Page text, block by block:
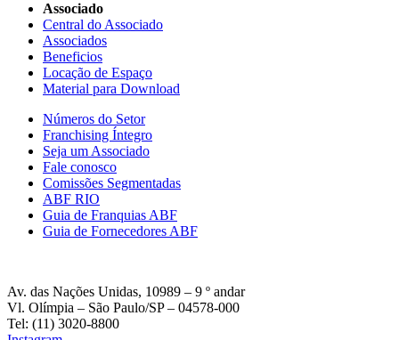
Associado
Central do Associado
Associados
Beneficios
Locação de Espaço
Material para Download
Números do Setor
Franchising Íntegro
Seja um Associado
Fale conosco
Comissões Segmentadas
ABF RIO
Guia de Franquias ABF
Guia de Fornecedores ABF
Av. das Nações Unidas, 10989 – 9 º andar
Vl. Olímpia – São Paulo/SP – 04578-000
Tel: (11) 3020-8800